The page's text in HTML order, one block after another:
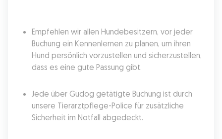
Empfehlen wir allen Hundebesitzern, vor jeder
Buchung ein Kennenlernen zu planen, um ihren
Hund persönlich vorzustellen und sicherzustellen,
dass es eine gute Passung gibt.
Jede über Gudog getätigte Buchung ist durch
unsere Tierarztpflege-Police für zusätzliche
Sicherheit im Notfall abgedeckt.